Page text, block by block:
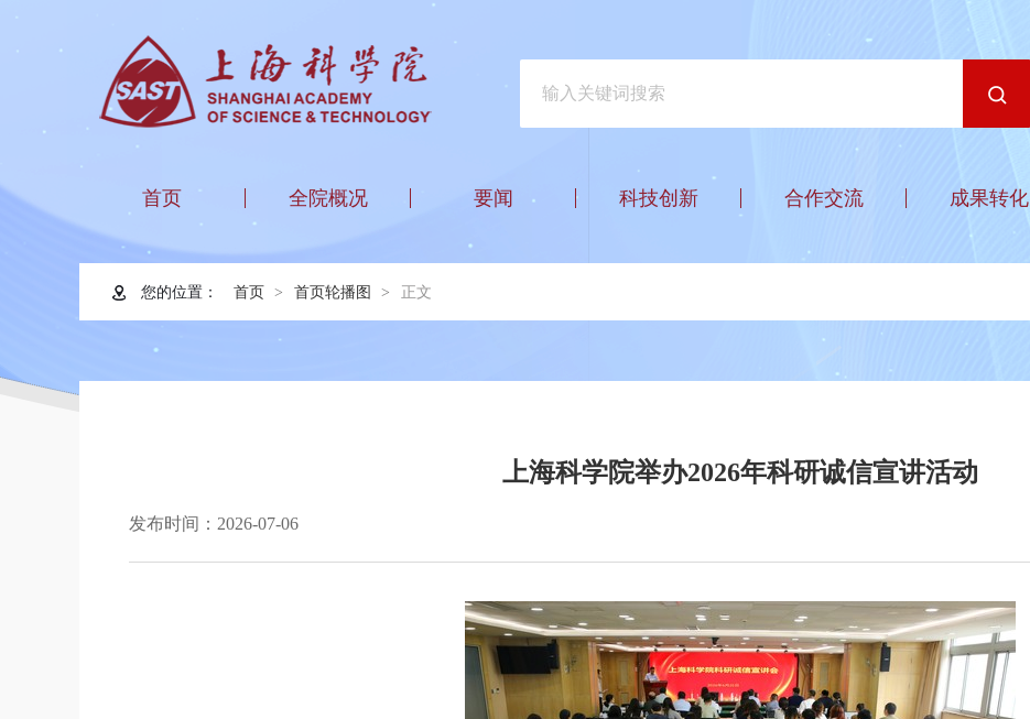
首页 全院概况 要闻 科技创新 合作交流 成果转化
您的位置： 首页 首页轮播图 正文
上海科学院举办2026年科研诚信宣讲活动
发布时间：2026-07-06